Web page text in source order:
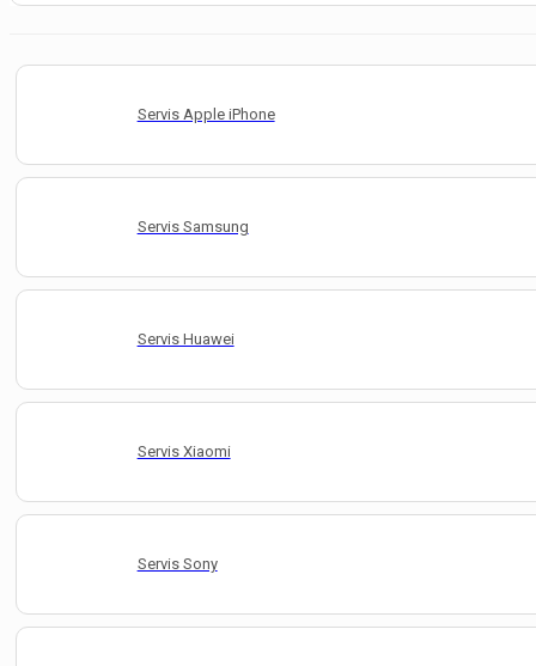
Servis Apple iPhone
Servis Samsung
Servis Huawei
Servis Xiaomi
Servis Sony